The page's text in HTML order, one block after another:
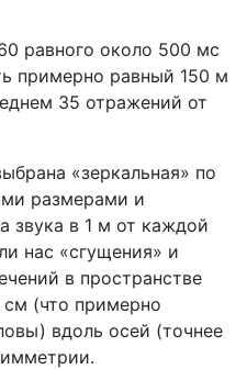
равного около 500 мс
примерно равный 150 м
35 отражений от
«зеркальная» по
размерами и
звука в 1 м от каждой
нас «сгущения» и
в пространстве
(что примерно
вдоль осей (точнее